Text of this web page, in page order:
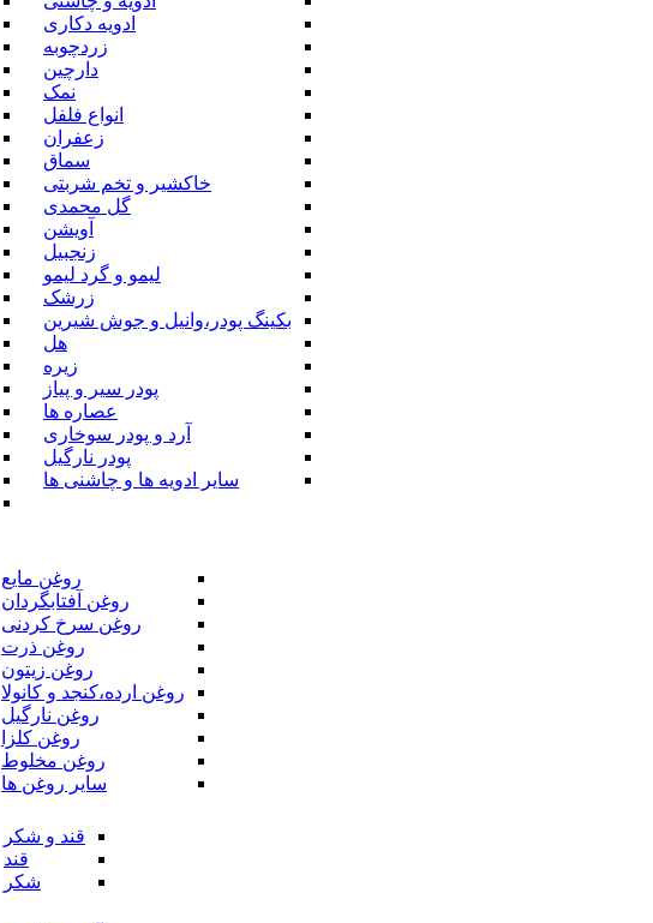
ادویه دکاری
زردچوبه
دارچین
نمک
انواع فلفل
زعفران
سماق
خاکشیر و تخم شربتی
گل محمدی
آویشن
زنجبیل
لیمو و گرد لیمو
زرشک
بکینگ پودر،وانیل و جوش شیرین
هل
زیره
پودر سیر و پیاز
عصاره ها
آرد و پودر سوخاری
پودر نارگیل
سایر ادویه ها و چاشنی ها
روغن مایع
روغن آفتابگردان
روغن سرخ کردنی
روغن ذرت
روغن زیتون
روغن ارده،کنجد و کانولا
روغن نارگیل
روغن کلزا
روغن مخلوط
سایر روغن ها
قند و شکر
قند
شکر